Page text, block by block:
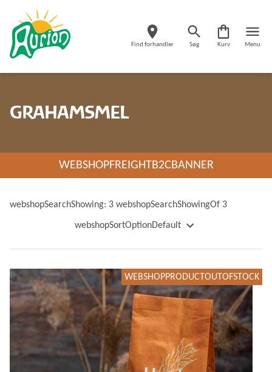
Find forhandler Søg Kurv Menu
GRAHAMSMEL
WEBSHOPFREIGHTB2CBANNER
webshopSearchShowing: 3 webshopSearchShowingOf 3
webshopSortOptionDefault
webshopSortOptionName
webshopSortOptionPrice
webshopSortOptionPriceDescending
webshopSortOptionWeight
webshopSortOptionWeightDescending
webshopSortOptionNewest
webshopSortOptionOldest
WEBSHOPPRODUCTOUTOFSTOCK